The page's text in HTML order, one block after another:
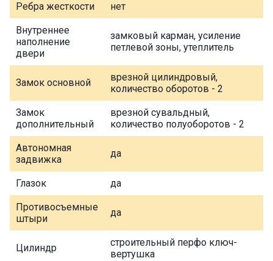
Ребра жесткости нет
Внутреннее
наполнение
двери
замковый карман, усиление
петлевой зоны, утеплитель
Замок основной
врезной цилиндровый,
количество оборотов - 2
Замок
дополнительный
врезной сувальдный,
количество полуоборотов - 2
Автономная
задвижка
да
Глазок да
Противосъемные
штыри
да
Цилиндр
строительный перфо ключ-
вертушка